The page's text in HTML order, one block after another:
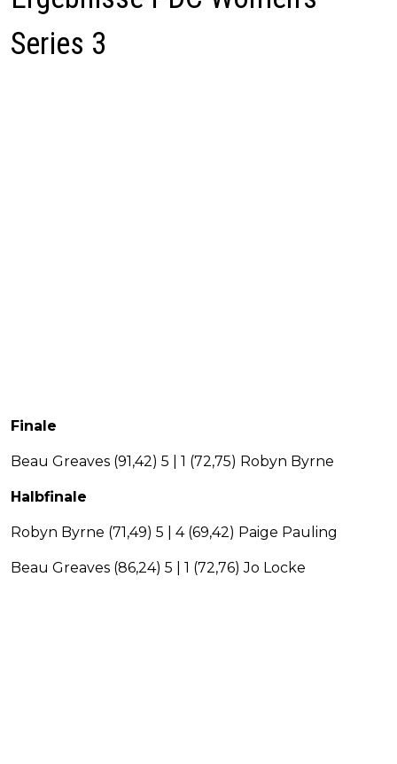
Series 3
Finale
Beau Greaves (91,42) 5 | 1 (72,75) Robyn Byrne
Halbfinale
Robyn Byrne (71,49) 5 | 4 (69,42) Paige Pauling
Beau Greaves (86,24) 5 | 1 (72,76) Jo Locke